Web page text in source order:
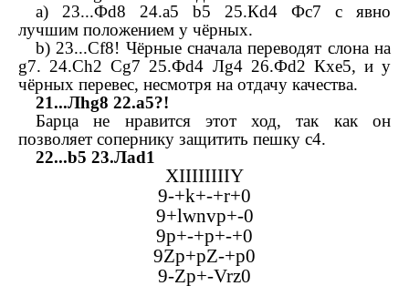
a) 23...Фd8 24.a5 b5 25.Кd4 Фc7 с явно
лучшим положением у чёрных.
b) 23...Сf8! Чёрные сначала переводят слона на
g7. 24.Сh2Сg7 25.Фd4 Лg4 26.Фd2 Кxe5, и у
чёрных перевес, несмотря на отдачу качества.
21...Лhg8 22.a5?!
Барца не нравится этот ход, так как он
позволяет сопернику защитить пешку c4.
22...b5 23.Лad1
XIIIIIIIIY
9-+k+-+r+0
9+lwnvp+-0
9p+-+p+-+0
9Zp+pZ-+p0
9-Zp+-Vrz0